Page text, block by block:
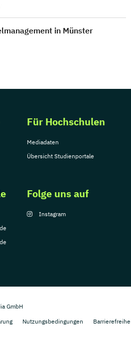
in Münster
Für Hochschulen
Mediadaten
Übersicht Studienportale
Folge uns auf
Instagram
GmbH
Nutzungsbedingungen